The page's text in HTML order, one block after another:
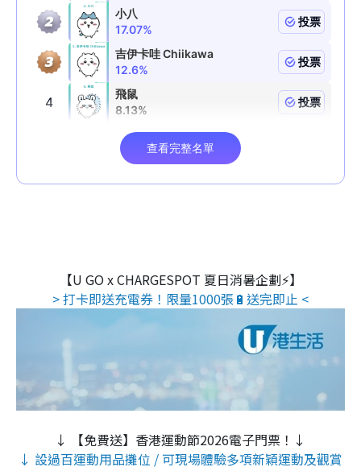
【U GO x CHARGESPOT 夏日消暑企劃⚡】
> 打卡即送充電券！限量1000張🔋送完即止 <
↓ 【免費送】香港運動節2026電子門票！↓
↓ 設過百運動用品攤位 / 可現場體驗多項新穎運動及觀賞